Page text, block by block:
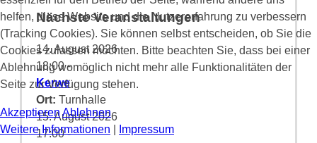
Nächste Veranstaltungen
14. August 2026
18:00-
Kerwe
Ort: Turnhalle
15. August 2026
17:00-
helfen, diese Website und die Nutzererfahrung zu verbessern
(Tracking Cookies). Sie können selbst entscheiden, ob Sie die
Cookies zulassen möchten. Bitte beachten Sie, dass bei einer
Ablehnung womöglich nicht mehr alle Funktionalitäten der
Seite zur Verfügung stehen.
Akzeptieren Ablehnen
Weitere Informationen
Impressum